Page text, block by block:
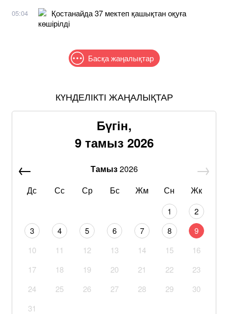
05:04
Қостанайда 37 мектеп қашықтан оқуға
көшірілді
Басқа жаңалықтар
КҮНДЕЛІКТІ ЖАҢАЛЫҚТАР
Бүгін,
9 тамыз 2026
Тамыз2026
Дс
Сс Ср Бс Жм Сн Жк
1
2
3
4 5 6 7 8
9
10
11 12 13 14 15
16
17
18 19 20 21 22
23
24
25 26 27 28 29
30
31